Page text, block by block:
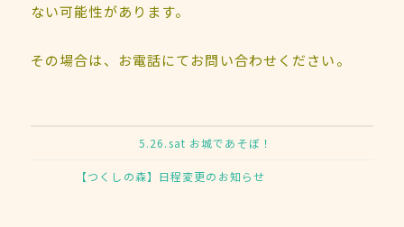
ない可能性があります。
その場合は、お電話にてお問い合わせください。
5.26.sat お城であそぼ！
【つくしの森】日程変更のお知らせ